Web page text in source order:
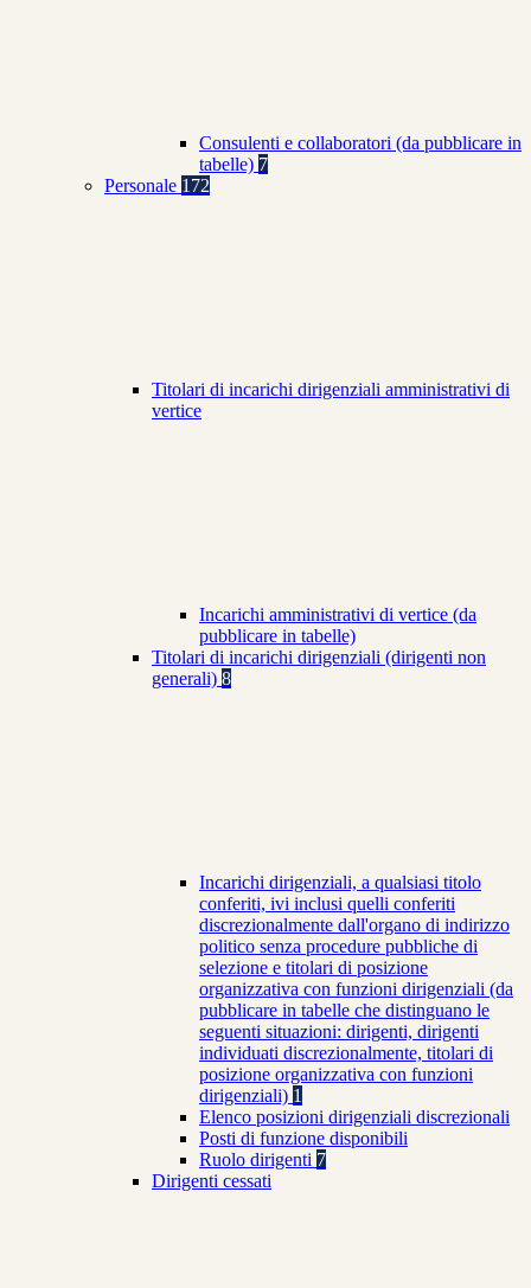
Consulenti e collaboratori (da pubblicare in
tabelle) 7
Personale 172
Titolari di incarichi dirigenziali amministrativi di
vertice
Incarichi amministrativi di vertice (da
pubblicare in tabelle)
Titolari di incarichi dirigenziali (dirigenti non
generali) 8
Incarichi dirigenziali, a qualsiasi titolo
conferiti, ivi inclusi quelli conferiti
discrezionalmente dall'organo di indirizzo
politico senza procedure pubbliche di
selezione e titolari di posizione
organizzativa con funzioni dirigenziali (da
pubblicare in tabelle che distinguano le
seguenti situazioni: dirigenti, dirigenti
individuati discrezionalmente, titolari di
posizione organizzativa con funzioni
dirigenziali) 1
Elenco posizioni dirigenziali discrezionali
Posti di funzione disponibili
Ruolo dirigenti 7
Dirigenti cessati